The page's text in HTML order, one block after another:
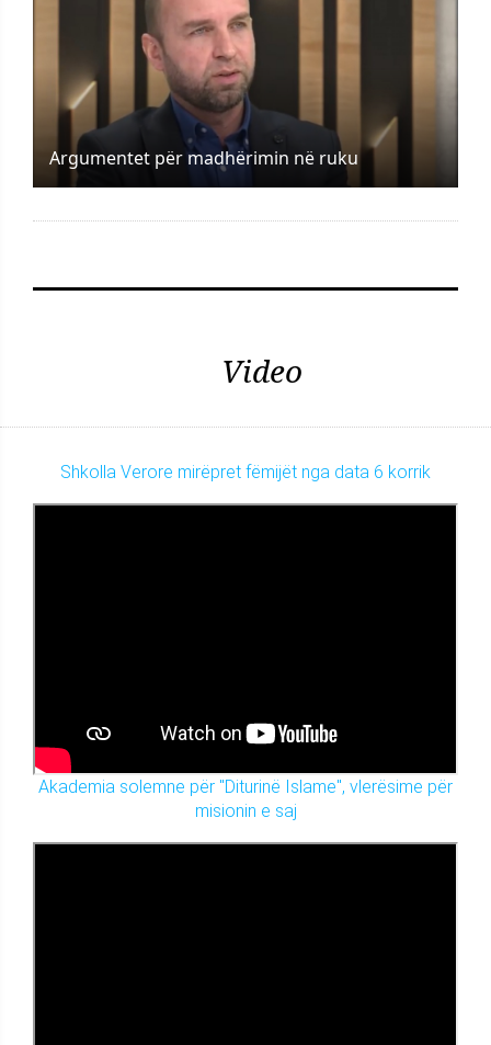
Argumentet për madhërimin në ruku
Video
Shkolla Verore mirëpret fëmijët nga data 6 korrik
Akademia solemne për "Diturinë Islame", vlerësime për
misionin e saj